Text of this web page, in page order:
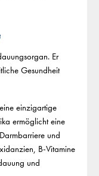
Er
Gesundheit
einzigartige
ermöglicht eine
und
B-Vitamine
und